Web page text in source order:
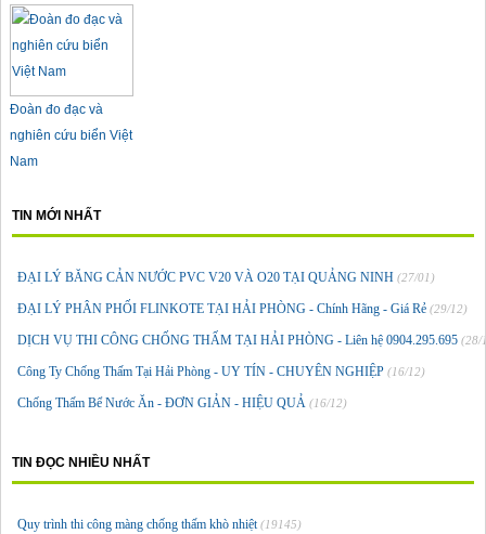
Đoàn đo đạc và
nghiên cứu biển Việt
Nam
TIN MỚI NHẤT
ĐẠI LÝ BĂNG CẢN NƯỚC PVC V20 VÀ O20 TẠI QUẢNG NINH (27/01)
ĐẠI LÝ PHÂN PHỐI FLINKOTE TẠI HẢI PHÒNG - Chính Hãng - Giá Rẻ (29/12)
DỊCH VỤ THI CÔNG CHỐNG THẤM TẠI HẢI PHÒNG - Liên hệ 0904.295.695 (28/
Công Ty Chống Thấm Tại Hải Phòng - UY TÍN - CHUYÊN NGHIỆP (16/12)
Chống Thấm Bể Nước Ăn - ĐƠN GIẢN - HIỆU QUẢ (16/12)
TIN ĐỌC NHIỀU NHẤT
Quy trình thi công màng chống thấm khò nhiệt(19145)